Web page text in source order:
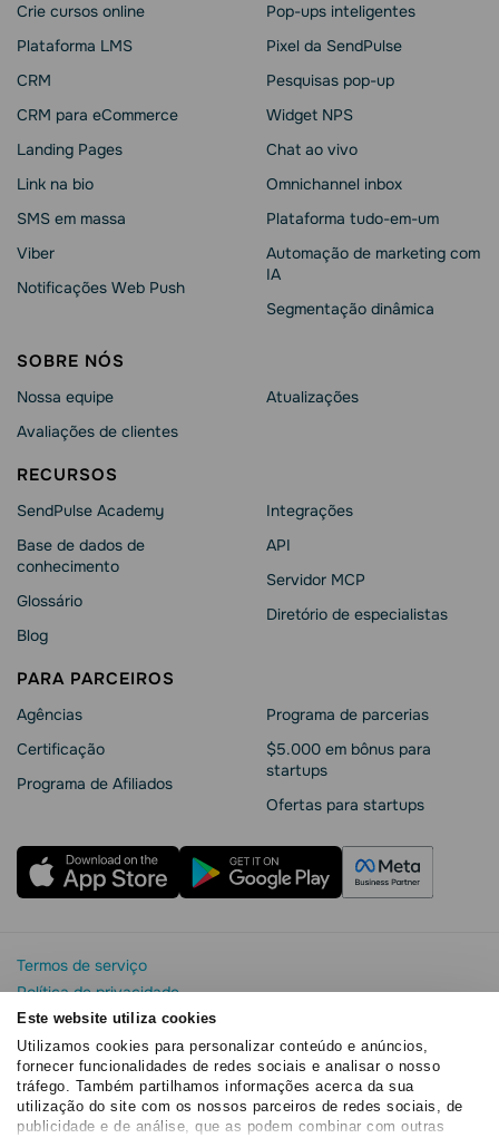
Este website utiliza cookies
Utilizamos cookies para personalizar conteúdo e anúncios,
fornecer funcionalidades de redes sociais e analisar o nosso
tráfego. Também partilhamos informações acerca da sua
utilização do site com os nossos parceiros de redes sociais, de
publicidade e de análise, que as podem combinar com outras
Crie cursos online
Plataforma LMS
CRM
CRM para eCommerce
Landing Pages
Link na bio
SMS em massa
Viber
Notificações Web Push
Pop-ups inteligentes
Pixel da SendPulse
Pesquisas pop-up
Widget NPS
Chat ao vivo
Omnichannel inbox
Plataforma tudo-em-um
Automação de marketing com
IA
Segmentação dinâmica
SOBRE NÓS
Nossa equipe
Avaliações de clientes
Atualizações
RECURSOS
SendPulse Academy
Base de dados de
conhecimento
Glossário
Blog
Integrações
API
Servidor MCP
Diretório de especialistas
PARA PARCEIROS
Agências
Сertificação
Programa de Afiliados
Programa de parcerias
$5.000 em bônus para
startups
Ofertas para startups
Termos de serviço
Política de privacidade
Segurança e privacidade da SendPulse
Declaração de Cookie
Acordo de processamento de dados
Copyright© 2015 - 2026. SendPulse. Todos os direitos
reservados